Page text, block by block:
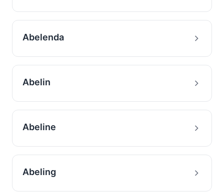
Abelenda
Abelin
Abeline
Abeling